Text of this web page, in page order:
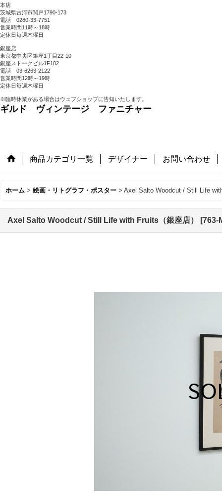
本店
茨城県古河市関戸1790-173
電話 0280-33-7751
営業時間11時～18時
定休日毎週木曜日
銀座店
東京都中央区銀座1丁目22-10
銀座ストークビル1F102
電話 03-6263-2122
営業時間12時～19時
定休日毎週木曜日
※臨時休業がある場合はウェブショップに告知いたします。
ギルド ヴィンテージ ファニチャー
商品カテゴリ一覧 デザイナー お問い合わせ
ホーム > 絵画・リトグラフ・ポスター > Axel Salto Woodcut / Still Life
Axel Salto Woodcut / Still Life with Fruits（銀座店） [763-